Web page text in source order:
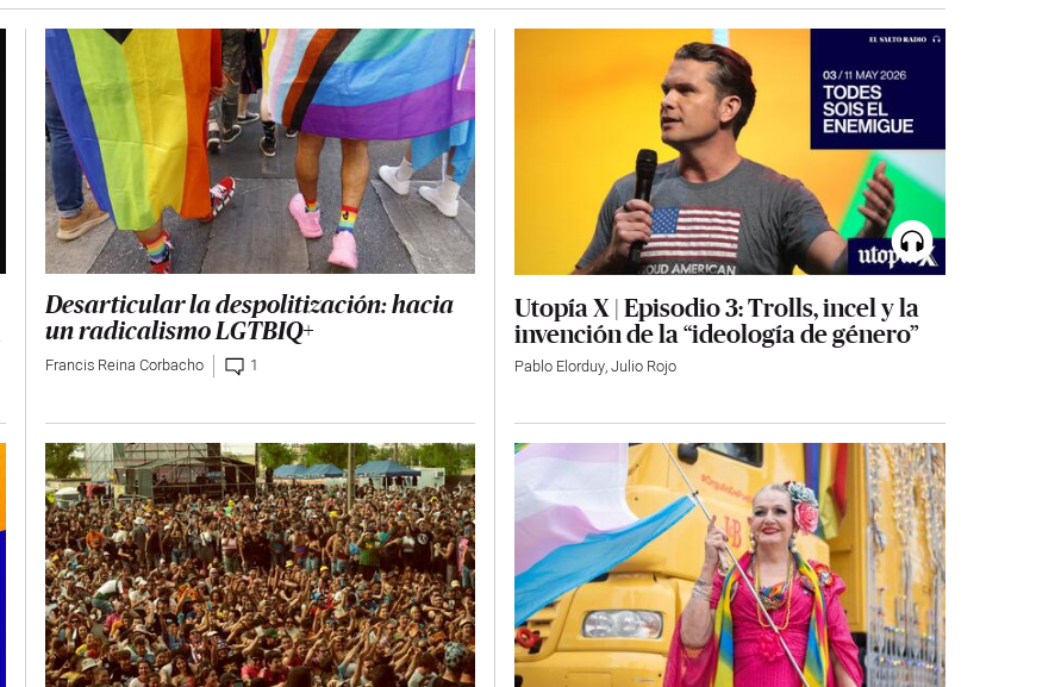
Desarticular la despolitización: hacia
un radicalismo LGTBIQ+
Francis Reina Corbacho 1
Utopía X | Episodio 3: Trolls, incel y la
invención de la “ideología de género”
Pablo Elorduy,Julio Rojo